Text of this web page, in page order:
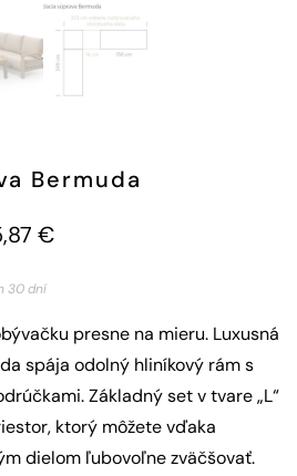
Bermuda
€
30 dní
presne na mieru. Luxusná
spája odolný hliníkový rám s
Základný set v tvare „L“
ktorý môžete vďaka
dielom ľubovoľne zväčšovať.